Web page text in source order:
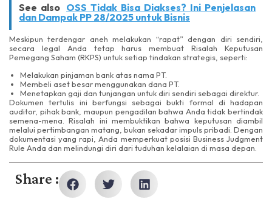
See also OSS Tidak Bisa Diakses? Ini Penjelasan
dan Dampak PP 28/2025 untuk Bisnis
Meskipun terdengar aneh melakukan “rapat” dengan diri sendiri,
secara legal Anda tetap harus membuat Risalah Keputusan
Pemegang Saham (RKPS) untuk setiap tindakan strategis, seperti:
Melakukan pinjaman bank atas nama PT.
Membeli aset besar menggunakan dana PT.
Menetapkan gaji dan tunjangan untuk diri sendiri sebagai direktur.
Dokumen tertulis ini berfungsi sebagai bukti formal di hadapan
auditor, pihak bank, maupun pengadilan bahwa Anda tidak bertindak
semena-mena. Risalah ini membuktikan bahwa keputusan diambil
melalui pertimbangan matang, bukan sekadar impuls pribadi. Dengan
dokumentasi yang rapi, Anda memperkuat posisi Business Judgment
Rule Anda dan melindungi diri dari tuduhan kelalaian di masa depan.
Share :